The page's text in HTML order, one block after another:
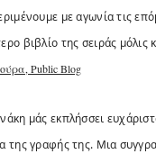
με αγωνία τις
βιβλίο της σειράς μόλις
Public Blog
μάς εκπλήσσει
της γραφής της. Μια